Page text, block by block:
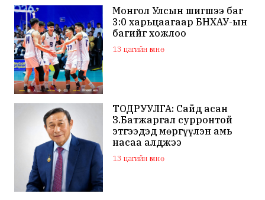
Монгол Улсын шигшээ баг
3:0 харьцаагаар БНХАУ-ын
багийг хожлоо
13 цагийн өмнө
ТОДРУУЛГА: Сайд асан
З.Батжаргал сурронтой
этгээдэд мөргүүлэн амь
насаа алджээ
13 цагийн өмнө